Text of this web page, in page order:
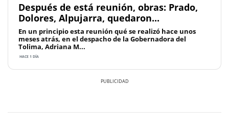
Después de está reunión, obras: Prado,
Dolores, Alpujarra, quedaron...
En un principio esta reunión qué se realizó hace unos
meses atrás, en el despacho de la Gobernadora del
Tolima, Adriana M...
HACE 1 DÍA